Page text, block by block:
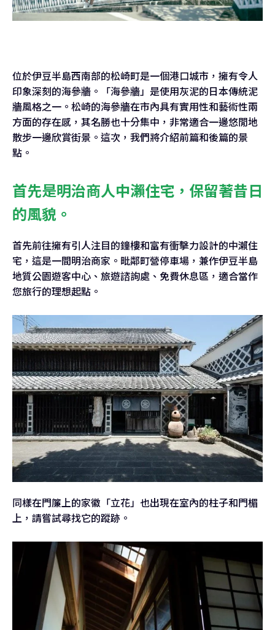
位於伊豆半島西南部的松崎町是一個港口城市，擁有令人
印象深刻的海參牆。「海參牆」是使用灰泥的日本傳統泥
牆風格之一。松崎的海參牆在市內具有實用性和藝術性兩
方面的存在感，其名勝也十分集中，非常適合一邊悠閒地
散步一邊欣賞街景。這次，我們將介紹前篇和後篇的景
點。
首先是明治商人中瀨住宅，保留著昔日
的風貌。
首先前往擁有引人注目的鐘樓和富有衝擊力設計的中瀨住
宅，這是一間明治商家。毗鄰町營停車場，兼作伊豆半島
地質公園遊客中心、旅遊諮詢處、免費休息區，適合當作
您旅行的理想起點。
同樣在門簾上的家徽「立花」也出現在室內的柱子和門楣
上，請嘗試尋找它的蹤跡。